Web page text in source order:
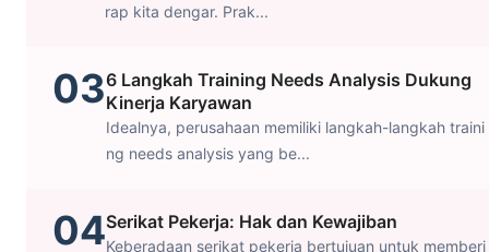
rap kita dengar. Prak...
036 Langkah Training Needs Analysis Dukung
Kinerja Karyawan
Idealnya, perusahaan memiliki langkah-langkah traini
ng needs analysis yang be...
04Serikat Pekerja: Hak dan Kewajiban
Keberadaan serikat pekerja bertujuan untuk memberi